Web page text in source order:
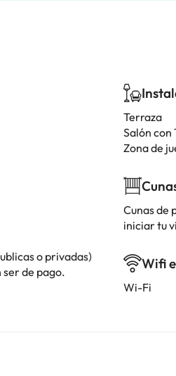
o privadas)
de pago.
Terraza
Salón con
Zona de
Cunas de
iniciar tu
Wifi
Wi-Fi